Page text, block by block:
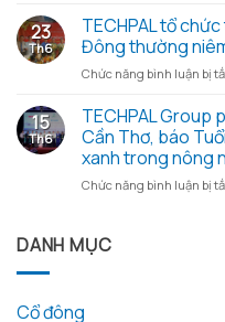
23
Th6
TECHPAL tổ
Đông thường
Chức năng bình luận bị
15
Th6
TECHPAL Group
Cần Thơ, báo
xanh trong nông
Chức năng bình luận bị
DANH MỤC
Cổ đông